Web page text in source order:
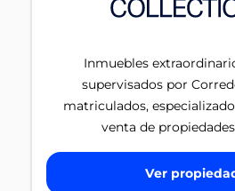
Inmuebles
supervisados por
matriculados,
venta de
Ver